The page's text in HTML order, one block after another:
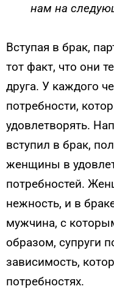
нам на
Вступая в брак,
тот факт, что они
друга. У каждого
потребности,
удовлетворять.
вступил в брак,
женщины в
потребностей.
нежность, и в
мужчина, с
образом, супруги
зависимость,
потребностях.